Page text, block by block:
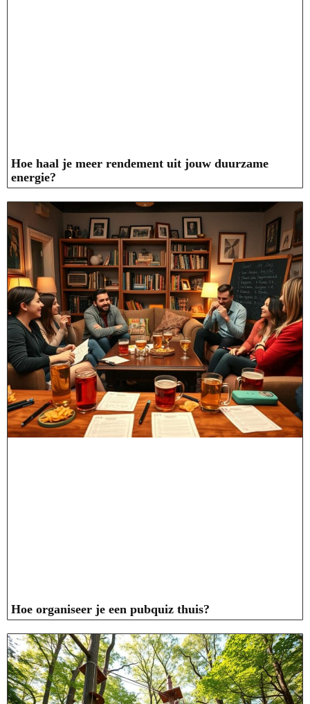
Hoe haal je meer rendement uit jouw duurzame
energie?
Hoe organiseer je een pubquiz thuis?